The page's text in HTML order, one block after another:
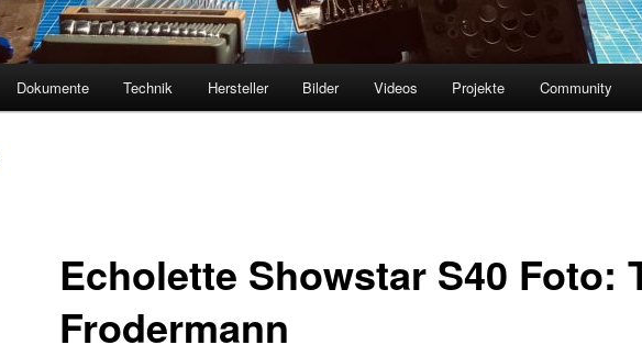
Dokumente Technik Hersteller Bilder Videos Projekte Community
Echolette Showstar S40 Foto:
Frodermann